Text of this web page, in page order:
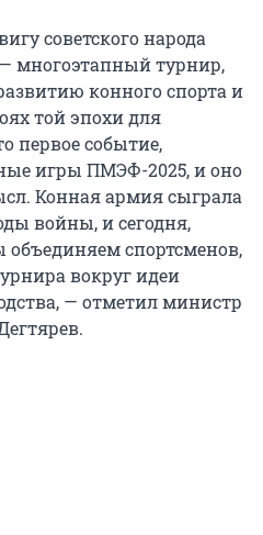
советского народа
многоэтапный турнир,
конного спорта и
той эпохи для
первое событие,
игры ПМЭФ-2025, и оно
Конная армия сыграла
войны, и сегодня,
объединяем спортсменов,
вокруг идеи
— отметил министр